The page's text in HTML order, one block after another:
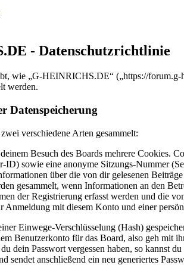
- Datenschutzrichtlinie
wie „G-HEINRICHS.DE“ („https://
werden.
Datenspeicherung
verschiedene Arten gesammelt:
Besuch des Boards mehrere Cookies.
ID) sowie eine anonyme Sitzungs-Nummer
über die von dir gelesenen
gesammelt, wenn Informationen an den
der Registrierung erfasst werden und die
Anmeldung mit diesem Konto und einer
Einwege-Verschlüsselung (Hash)
Benutzerkonto für das Board, also geh mit
dein Passwort vergessen haben, so kannst
sendet anschließend ein neu generiertes